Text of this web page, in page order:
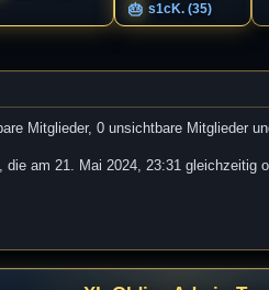
s1cK. (35)
Mitglieder, 0 unsichtbare Mitglieder
am 21. Mai 2024, 23:31 gleichzeitig